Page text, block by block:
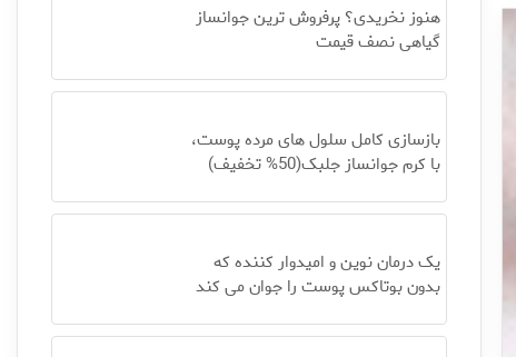
هنوز نخریدی؟ پرفروش ترین جوانساز
گیاهی نصف قیمت
بازسازی کامل سلول های مرده پوست،
با کرم جوانساز جلبک(50% تخفیف)
یک درمان نوین و امیدوار کننده که
بدون بوتاکس پوست را جوان می کند